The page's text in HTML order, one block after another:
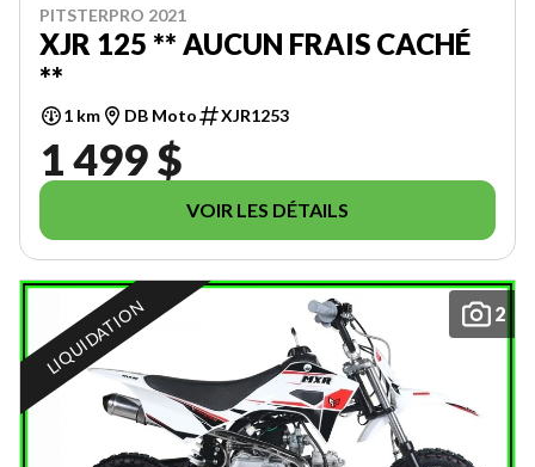
PITSTERPRO 2021
XJR 125 ** AUCUN FRAIS CACHÉ
**
1 km DB Moto XJR1253
1 499 $
VOIR LES DÉTAILS
2
LIQUIDATION